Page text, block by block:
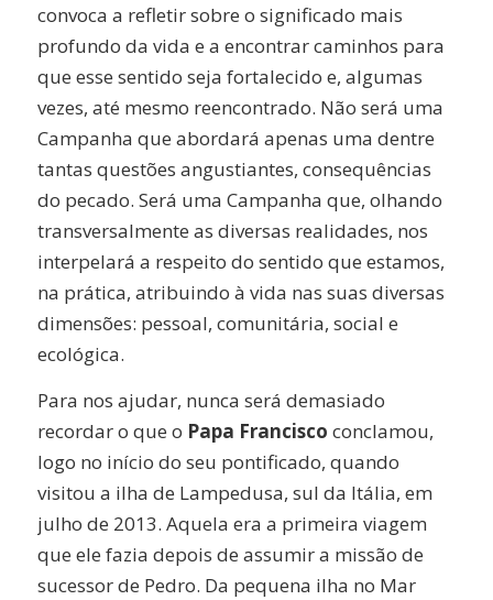
convoca a refletir sobre o significado mais
profundo da vida e a encontrar caminhos para
que esse sentido seja fortalecido e, algumas
vezes, até mesmo reencontrado. Não será uma
Campanha que abordará apenas uma dentre
tantas questões angustiantes, consequências
do pecado. Será uma Campanha que, olhando
transversalmente as diversas realidades, nos
interpelará a respeito do sentido que estamos,
na prática, atribuindo à vida nas suas diversas
dimensões: pessoal, comunitária, social e
ecológica.
Para nos ajudar, nunca será demasiado
recordar o que o Papa Francisco conclamou,
logo no início do seu pontificado, quando
visitou a ilha de Lampedusa, sul da Itália, em
julho de 2013. Aquela era a primeira viagem
que ele fazia depois de assumir a missão de
sucessor de Pedro. Da pequena ilha no Mar